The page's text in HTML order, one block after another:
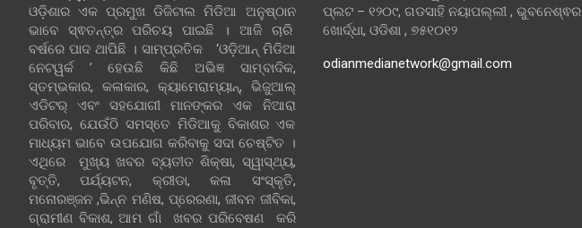
ଓଡ଼ିଶାର ଏକ ପ୍ରମୁଖ ଡିଜିଟାଲ ମିଡିଆ ଅନୁଷ୍ଠାନ
ଭାବେ ସ୍ଵତନ୍ତ୍ର ପରିଚୟ ପାଇଛି । ଆଜି ଚାରି
ବର୍ଷରେ ପାଦ ଥାପିଛି । ସାମ୍ପ୍ରତିକ ‘ଓଡ଼ିଆନ୍‍ ମିଡିଆ
ନେଟୱର୍କ ’ ହେଉଛି କିଛି ଅଭିଜ୍ଞ ସାମ୍ବାଦିକ,
ସ୍ତମ୍ଭକାର, କଳାକାର, କ୍ୟାମେରାମ୍ୟାନ୍, ଭିଜୁଆଲ୍
ଏଡିଟର୍ ଏବଂ ସହଯୋଗୀ ମାନଙ୍କର ଏକ ନିଆରା
ପରିବାର, ଯେଉଁଠି ସମସ୍ତେ ମିଡିଆକୁ ବିକାଶର ଏକ
ମାଧ୍ୟମ ଭାବେ ଉପଯୋଗ କରିବାକୁ ସଦା ଚେଷ୍ଟିତ ।
ଏଥିରେ ମୁଖ୍ୟ ଖବର ବ୍ୟତୀତ ଶିକ୍ଷା, ସ୍ୱାସ୍ଥ୍ୟ,
ବୃତ୍ତି, ପର୍ଯ୍ୟଟନ, କ୍ରୀଡା, କଳା ସଂସ୍କୃତି,
ମନୋରଞ୍ଜନ ,ଭିନ୍ନ ମଣିଷ, ପ୍ରେରଣା, ଜୀବନ ଜୀବିକା,
ଗ୍ରାମୀଣ ବିକାଶ, ଆମ ଗାଁ ଖବର ପରିବେଷଣ କରି
ପ୍ଲଟ – ୧୨୦୯, ଗଡସାହି ନୟାପଲ୍ଲୀ , ଭୁବନେଶ୍ଵର
ଖୋର୍ଦ୍ଧା, ଓଡିଶା , ୭୫୧୦୧୨
odianmedianetwork@gmail.com